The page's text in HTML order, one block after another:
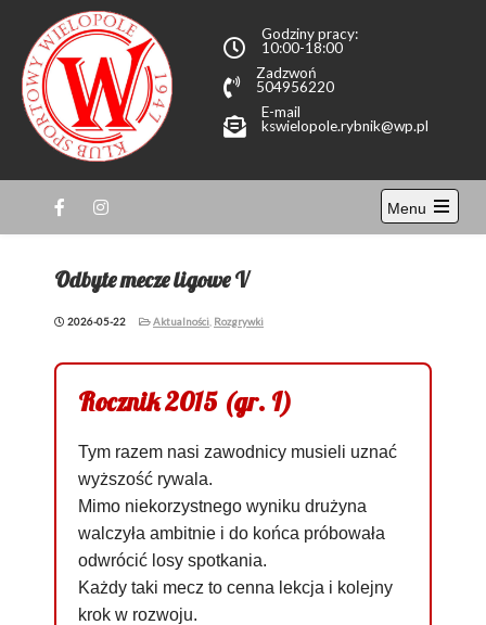
treści
KS
Wielopole
Godziny pracy:
10:00-18:00
Zadzwoń
504956220
E-mail
kswielopole.rybnik@wp.pl
Menu
Open
Odbyte mecze ligowe V
2026-05-22 Aktualności Rozgrywki
Rocznik 2015 (gr. I)
Tym razem nasi zawodnicy musieli uznać
wyższość rywala.
Mimo niekorzystnego wyniku drużyna
walczyła ambitnie i do końca próbowała
odwrócić losy spotkania.
Każdy taki mecz to cenna lekcja i kolejny
krok w rozwoju.